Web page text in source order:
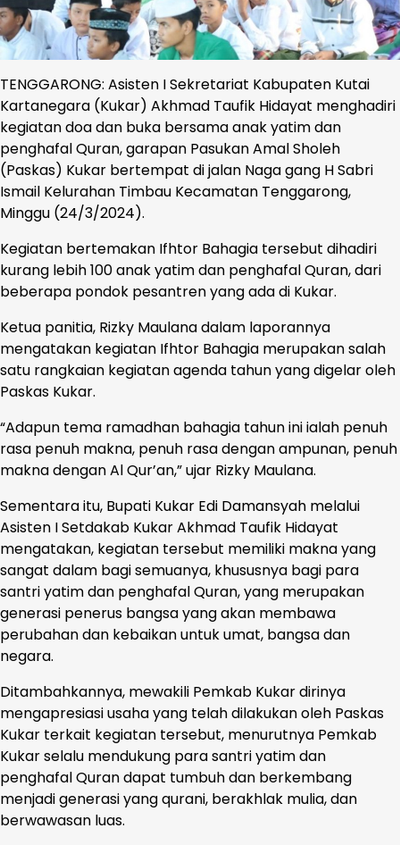
TENGGARONG: Asisten I Sekretariat Kabupaten Kutai
Kartanegara (Kukar) Akhmad Taufik Hidayat menghadiri
kegiatan doa dan buka bersama anak yatim dan
penghafal Quran, garapan Pasukan Amal Sholeh
(Paskas) Kukar bertempat di jalan Naga gang H Sabri
Ismail Kelurahan Timbau Kecamatan Tenggarong,
Minggu (24/3/2024).
Kegiatan bertemakan Ifhtor Bahagia tersebut dihadiri
kurang lebih 100 anak yatim dan penghafal Quran, dari
beberapa pondok pesantren yang ada di Kukar.
Ketua panitia, Rizky Maulana dalam laporannya
mengatakan kegiatan Ifhtor Bahagia merupakan salah
satu rangkaian kegiatan agenda tahun yang digelar oleh
Paskas Kukar.
“Adapun tema ramadhan bahagia tahun ini ialah penuh
rasa penuh makna, penuh rasa dengan ampunan, penuh
makna dengan Al Qur’an,” ujar Rizky Maulana.
Sementara itu, Bupati Kukar Edi Damansyah melalui
Asisten I Setdakab Kukar Akhmad Taufik Hidayat
mengatakan, kegiatan tersebut memiliki makna yang
sangat dalam bagi semuanya, khususnya bagi para
santri yatim dan penghafal Quran, yang merupakan
generasi penerus bangsa yang akan membawa
perubahan dan kebaikan untuk umat, bangsa dan
negara.
Ditambahkannya, mewakili Pemkab Kukar dirinya
mengapresiasi usaha yang telah dilakukan oleh Paskas
Kukar terkait kegiatan tersebut, menurutnya Pemkab
Kukar selalu mendukung para santri yatim dan
penghafal Quran dapat tumbuh dan berkembang
menjadi generasi yang qurani, berakhlak mulia, dan
berwawasan luas.